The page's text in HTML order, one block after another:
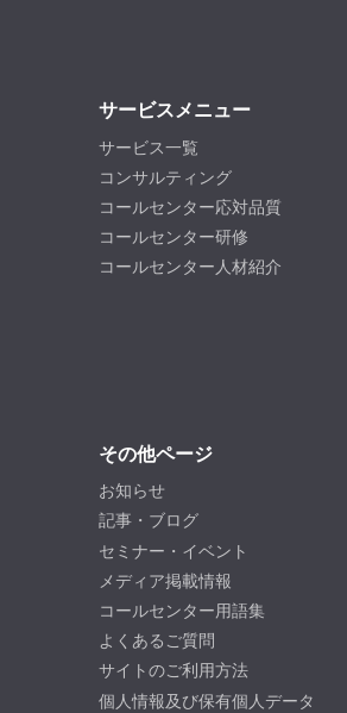
サービスメニュー
サービス一覧
コンサルティング
コールセンター応対品質
コールセンター研修
コールセンター人材紹介
その他ページ
お知らせ
記事・ブログ
セミナー・イベント
メディア掲載情報
コールセンター用語集
よくあるご質問
サイトのご利用方法
個人情報及び保有個人データ